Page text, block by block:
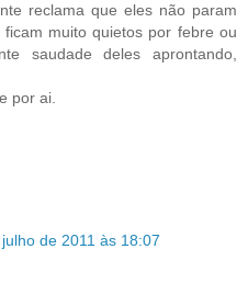
reclama que eles não param
muito quietos por febre ou
saudade deles aprontando,
por ai.
de 2011 às 18:07